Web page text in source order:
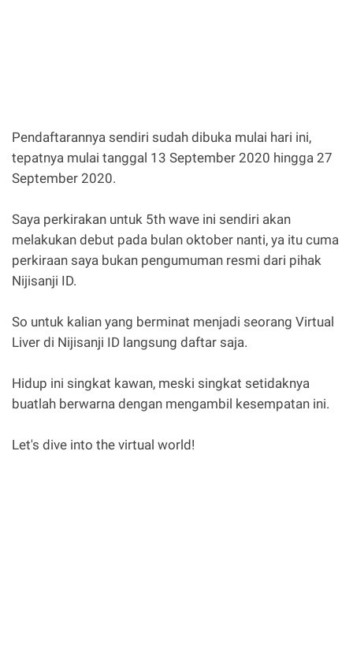
Pendaftarannya sendiri sudah dibuka mulai hari ini,
tepatnya mulai tanggal 13 September 2020 hingga 27
September 2020.
Saya perkirakan untuk 5th wave ini sendiri akan
melakukan debut pada bulan oktober nanti, ya itu cuma
perkiraan saya bukan pengumuman resmi dari pihak
Nijisanji ID.
So untuk kalian yang berminat menjadi seorang Virtual
Liver di Nijisanji ID langsung daftar saja.
Hidup ini singkat kawan, meski singkat setidaknya
buatlah berwarna dengan mengambil kesempatan ini.
Let's dive into the virtual world!